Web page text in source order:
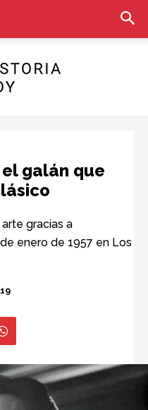
galán que
gracias a
enero de 1957 en Los